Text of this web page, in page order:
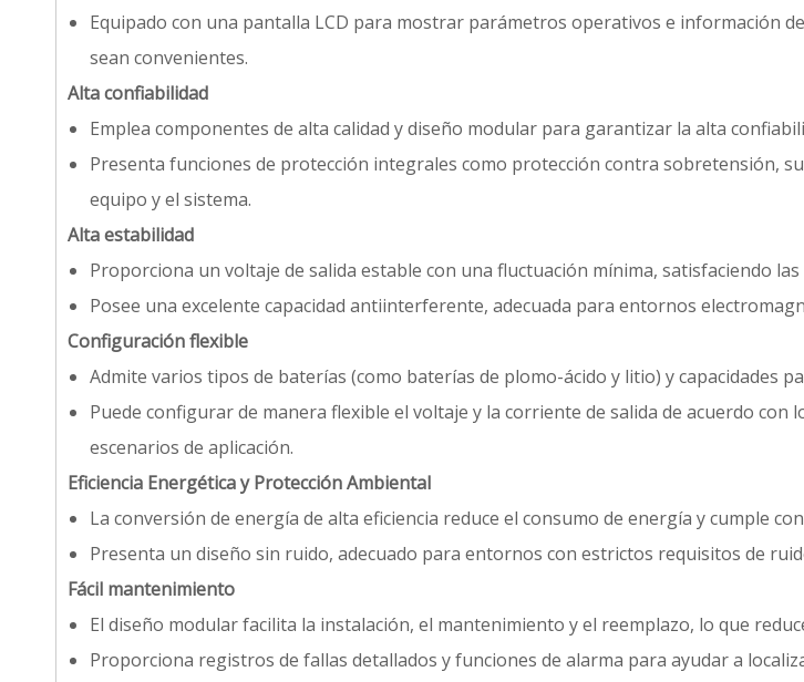
Equipado con una pantalla LCD para mostrar parámetros operativos e información
sean convenientes.
Alta confiabilidad
Emplea componentes de alta calidad y diseño modular para garantizar la alta
Presenta funciones de protección integrales como protección contra sobretensión,
equipo y el sistema.
Alta estabilidad
Proporciona un voltaje de salida estable con una fluctuación mínima, satisfaciendo las
Posee una excelente capacidad antiinterferente, adecuada para entornos
Configuración flexible
Admite varios tipos de baterías (como baterías de plomo-ácido y litio) y capacidades
Puede configurar de manera flexible el voltaje y la corriente de salida de acuerdo
escenarios de aplicación.
Eficiencia Energética y Protección Ambiental
La conversión de energía de alta eficiencia reduce el consumo de energía y cumple
Presenta un diseño sin ruido, adecuado para entornos con estrictos requisitos de
Fácil mantenimiento
El diseño modular facilita la instalación, el mantenimiento y el reemplazo, lo que
Proporciona registros de fallas detallados y funciones de alarma para ayudar a